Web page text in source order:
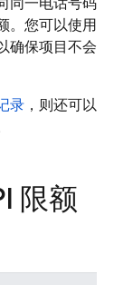
同一电话号码
。您可以使用
确保项目不会
录 ，则还可以
限额